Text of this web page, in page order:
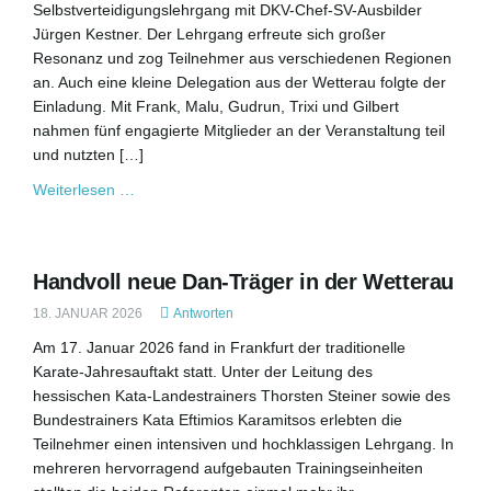
Selbstverteidigungslehrgang mit DKV-Chef-SV-Ausbilder
Jürgen Kestner. Der Lehrgang erfreute sich großer
Resonanz und zog Teilnehmer aus verschiedenen Regionen
an. Auch eine kleine Delegation aus der Wetterau folgte der
Einladung. Mit Frank, Malu, Gudrun, Trixi und Gilbert
nahmen fünf engagierte Mitglieder an der Veranstaltung teil
und nutzten […]
Weiterlesen …
Handvoll neue Dan-Träger in der Wetterau
18. JANUAR 2026 Antworten
Am 17. Januar 2026 fand in Frankfurt der traditionelle
Karate-Jahresauftakt statt. Unter der Leitung des
hessischen Kata-Landestrainers Thorsten Steiner sowie des
Bundestrainers Kata Eftimios Karamitsos erlebten die
Teilnehmer einen intensiven und hochklassigen Lehrgang. In
mehreren hervorragend aufgebauten Trainingseinheiten